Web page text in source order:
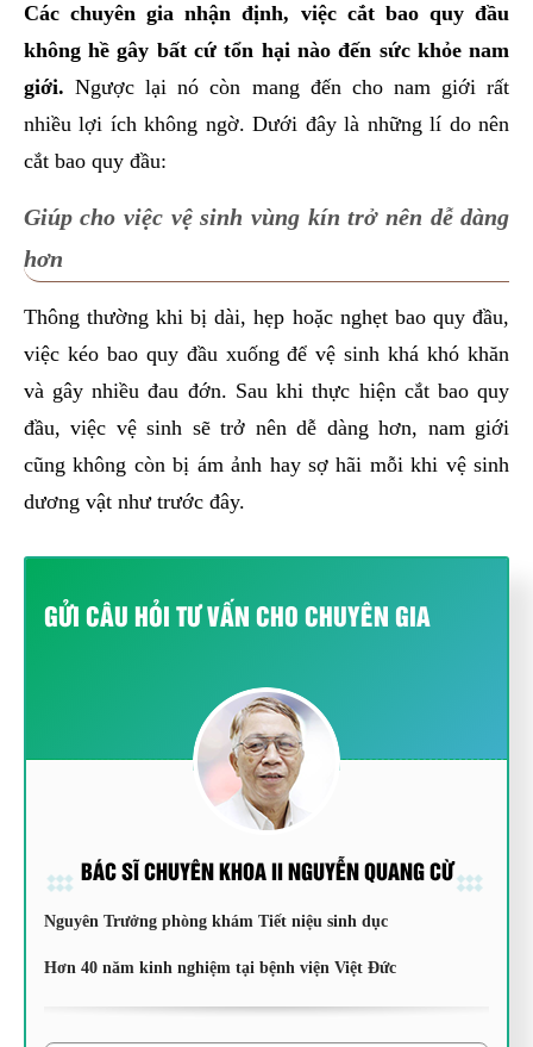
Các chuyên gia nhận định, việc cắt bao quy đầu
không hề gây bất cứ tổn hại nào đến sức khỏe nam
giới. Ngược lại nó còn mang đến cho nam giới rất
nhiều lợi ích không ngờ. Dưới đây là những lí do nên
cắt bao quy đầu:
Giúp cho việc vệ sinh vùng kín trở nên dễ dàng
hơn
Thông thường khi bị dài, hẹp hoặc nghẹt bao quy đầu,
việc kéo bao quy đầu xuống để vệ sinh khá khó khăn
và gây nhiều đau đớn. Sau khi thực hiện cắt bao quy
đầu, việc vệ sinh sẽ trở nên dễ dàng hơn, nam giới
cũng không còn bị ám ảnh hay sợ hãi mỗi khi vệ sinh
dương vật như trước đây.
GỬI CÂU HỎI TƯ VẤN CHO CHUYÊN GIA
BÁC SĨ CHUYÊN KHOA II NGUYỄN QUANG CỪ
Nguyên Trưởng phòng khám Tiết niệu sinh dục
Hơn 40 năm kinh nghiệm tại bệnh viện Việt Đức